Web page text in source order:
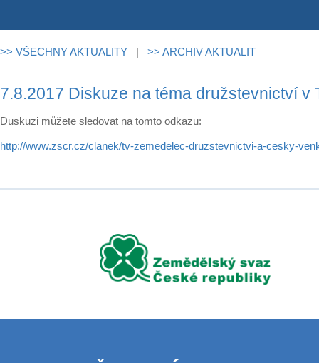
>> VŠECHNY AKTUALITY | >> ARCHIV AKTUALIT
7.8.2017 Diskuze na téma družstevnictví v
Duskuzi můžete sledovat na tomto odkazu:
http://www.zscr.cz/clanek/tv-zemedelec-druzstevnictvi-a-cesky-